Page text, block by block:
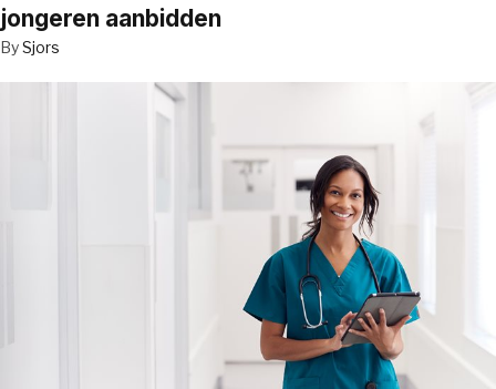
jongeren aanbidden
BySjors